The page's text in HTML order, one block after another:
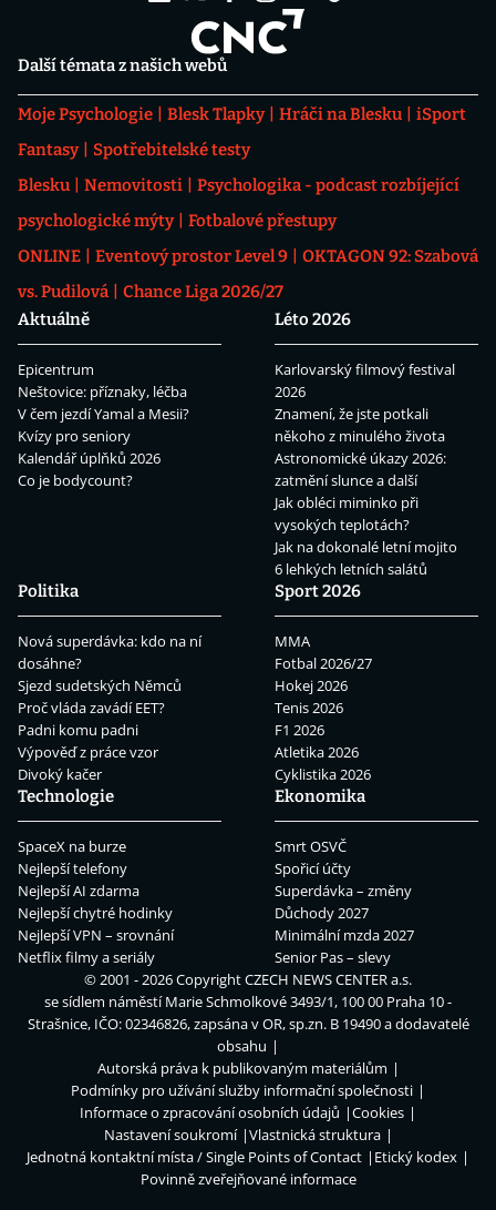
Další témata z našich webů
Moje Psychologie Blesk Tlapky Hráči na Blesku
iSport
Fantasy
Spotřebitelské testy
Blesku
Nemovitosti
Psychologika - podcast rozbíjející
psychologické mýty
Fotbalové přestupy
ONLINE
Eventový prostor Level 9
OKTAGON 92: Szabová
vs. Pudilová
Chance Liga 2026/27
Aktuálně
Epicentrum
Neštovice: příznaky, léčba
V čem jezdí Yamal a Mesii?
Kvízy pro seniory
Kalendář úplňků 2026
Co je bodycount?
Léto 2026
Karlovarský filmový festival
2026
Znamení, že jste potkali
někoho z minulého života
Astronomické úkazy 2026:
zatmění slunce a další
Jak obléci miminko při
vysokých teplotách?
Jak na dokonalé letní mojito
6 lehkých letních salátů
Politika
Nová superdávka: kdo na ní
dosáhne?
Sjezd sudetských Němců
Proč vláda zavádí EET?
Padni komu padni
Výpověď z práce vzor
Divoký kačer
Sport 2026
MMA
Fotbal 2026/27
Hokej 2026
Tenis 2026
F1 2026
Atletika 2026
Cyklistika 2026
Technologie
SpaceX na burze
Nejlepší telefony
Nejlepší AI zdarma
Nejlepší chytré hodinky
Nejlepší VPN – srovnání
Netflix filmy a seriály
Ekonomika
Smrt OSVČ
Spořicí účty
Superdávka – změny
Důchody 2027
Minimální mzda 2027
Senior Pas – slevy
© 2001 - 2026 CopyrightCZECH NEWS CENTER a.s.
se sídlem náměstí Marie Schmolkové 3493/1, 100 00 Praha 10 -
Strašnice, IČO: 02346826, zapsána v OR, sp.zn. B 19490 a dodavatelé
obsahu
Autorská práva k publikovaným materiálům
Podmínky pro užívání služby informační společnosti
Informace o zpracování osobních údajů
Cookies
Nastavení soukromí
Vlastnická struktura
Jednotná kontaktní místa / Single Points of Contact
Etický kodex
Povinně zveřejňované informace